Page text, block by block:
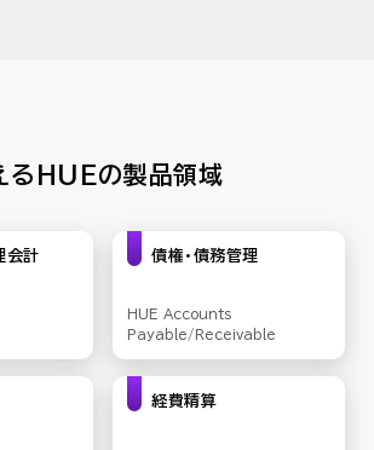
るHUEの製品領域
会計 債権・債務管理
HUE Accounts
Payable/Receivable
経費精算